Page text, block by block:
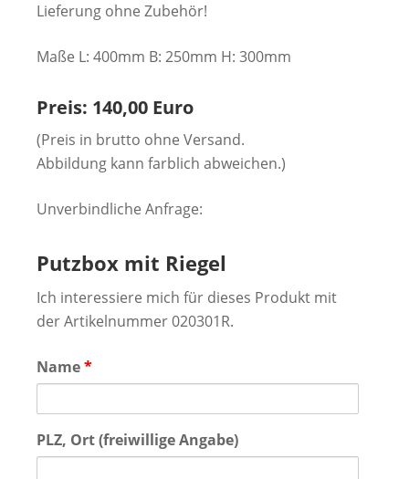
Lieferung ohne Zubehör!
Maße L: 400mm B: 250mm H: 300mm
Preis: 140,00 Euro
(Preis in brutto ohne Versand.
Abbildung kann farblich abweichen.)
Unverbindliche Anfrage:
Putzbox mit Riegel
Ich interessiere mich für dieses Produkt mit
der Artikelnummer 020301R.
Name*
PLZ, Ort (freiwillige Angabe)